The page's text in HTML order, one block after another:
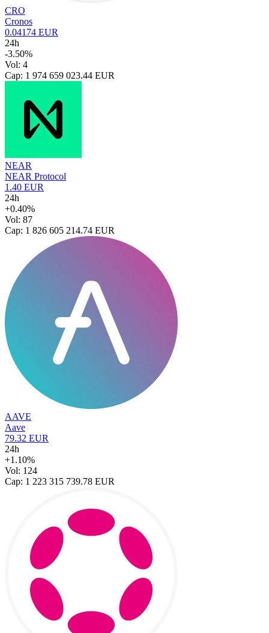
CRO
Cronos
0.04174 EUR
24h
-3.50%
Vol: 4
Cap: 1 974 659 023.44 EUR
NEAR
NEAR Protocol
1.40 EUR
24h
+0.40%
Vol: 87
Cap: 1 826 605 214.74 EUR
AAVE
Aave
79.32 EUR
24h
+1.10%
Vol: 124
Cap: 1 223 315 739.78 EUR